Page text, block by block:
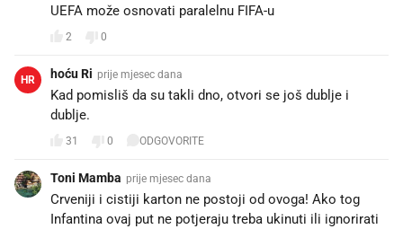
UEFA može osnovati paralelnu FIFA-u
2 0
HR hoću Ri prije mjesec dana
Kad pomisliš da su takli dno, otvori se još dublje i
dublje.
31 0 ODGOVORITE
Toni Mamba prije mjesec dana
Crveniji i cistiji karton ne postoji od ovoga! Ako tog
Infantina ovaj put ne potjeraju treba ukinuti ili ignorirati